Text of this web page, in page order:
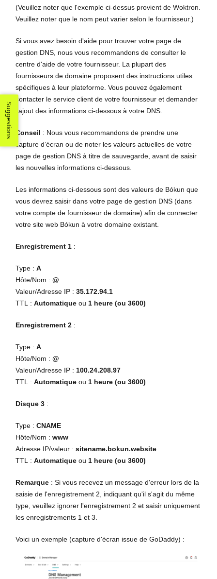
(Veuillez noter que l'exemple ci-dessus provient de Woktron.
Veuillez noter que le nom peut varier selon le fournisseur.)
Si vous avez besoin d'aide pour trouver votre page de
gestion DNS, nous vous recommandons de consulter le
centre d'aide de votre fournisseur. La plupart des
fournisseurs de domaine proposent des instructions utiles
spécifiques à leur plateforme. Vous pouvez également
contacter le service client de votre fournisseur et demander
l'ajout des informations ci-dessous à votre DNS.
Conseil : Nous vous recommandons de prendre une
capture d’écran ou de noter les valeurs actuelles de votre
page de gestion DNS à titre de sauvegarde, avant de saisir
les nouvelles informations ci-dessous.
Les informations ci-dessous sont des valeurs de Bókun que
vous devrez saisir dans votre page de gestion DNS (dans
votre compte de fournisseur de domaine) afin de connecter
votre site web Bókun à votre domaine existant.
Enregistrement 1 :
Type : A
Hôte/Nom : @
Valeur/Adresse IP : 35.172.94.1
TTL : Automatique ou 1 heure (ou 3600)
Enregistrement 2 :
Type : A
Hôte/Nom : @
Valeur/Adresse IP : 100.24.208.97
TTL : Automatique ou 1 heure (ou 3600)
Disque 3 :
Type : CNAME
Hôte/Nom : www
Adresse IP/valeur : sitename.bokun.website
TTL : Automatique ou 1 heure (ou 3600)
Remarque : Si vous recevez un message d'erreur lors de la
saisie de l'enregistrement 2, indiquant qu'il s'agit du même
type, veuillez ignorer l'enregistrement 2 et saisir uniquement
les enregistrements 1 et 3.
Voici un exemple (capture d'écran issue de GoDaddy) :
Suggestions